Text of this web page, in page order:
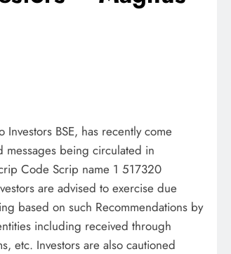
Investors BSE, has recently come
messages being circulated in
Code Scrip name 1 517320
are advised to exercise due
based on such Recommendations by
including received through
etc. Investors are also cautioned